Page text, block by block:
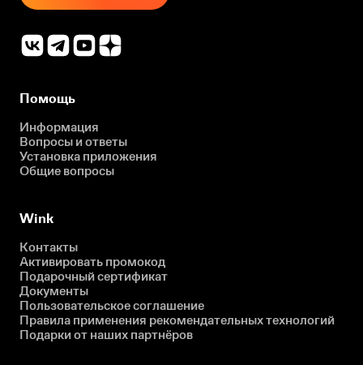
Помощь
Информация
Вопросы и ответы
Установка приложения
Общие вопросы
Wink
Контакты
Активировать промокод
Подарочный сертификат
Документы
Пользовательское соглашение
Правила применения рекомендательных технологий
Подарки от наших партнёров